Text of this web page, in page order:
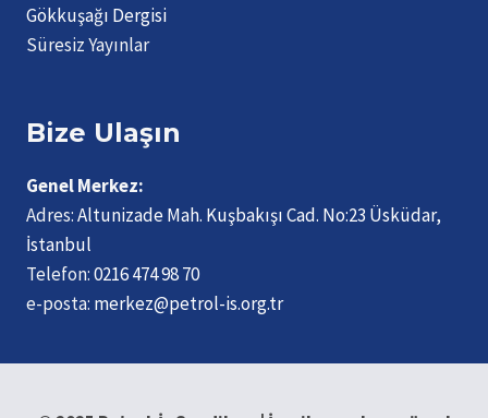
Gökkuşağı Dergisi
Süresiz Yayınlar
Bize Ulaşın
Genel Merkez:
Adres:Altunizade Mah. Kuşbakışı Cad. No:23 Üsküdar,
İstanbul
Telefon:0216 474 98 70
e-posta: merkez@petrol-is.org.tr